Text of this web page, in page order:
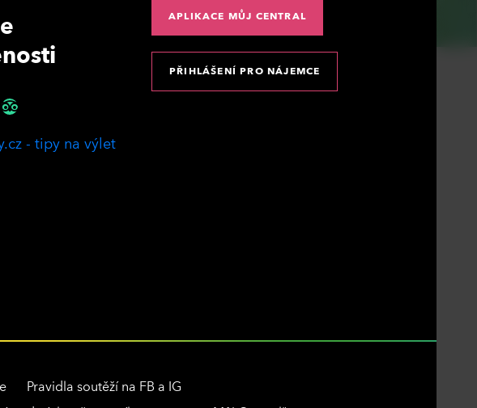
APLIKACE MŮJ CENTRAL
PŘIHLÁŠENÍ PRO NÁJEMCE
Pravidla soutěží na FB a IG